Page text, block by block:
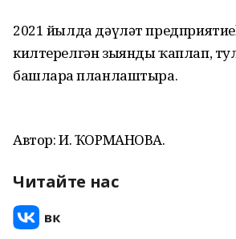
2021 йылда дәүләт
килтерелгән зыянды ҡаплап,
башларға планлаштыра.
Автор: И. ҠОРМАНОВА.
Читайте нас